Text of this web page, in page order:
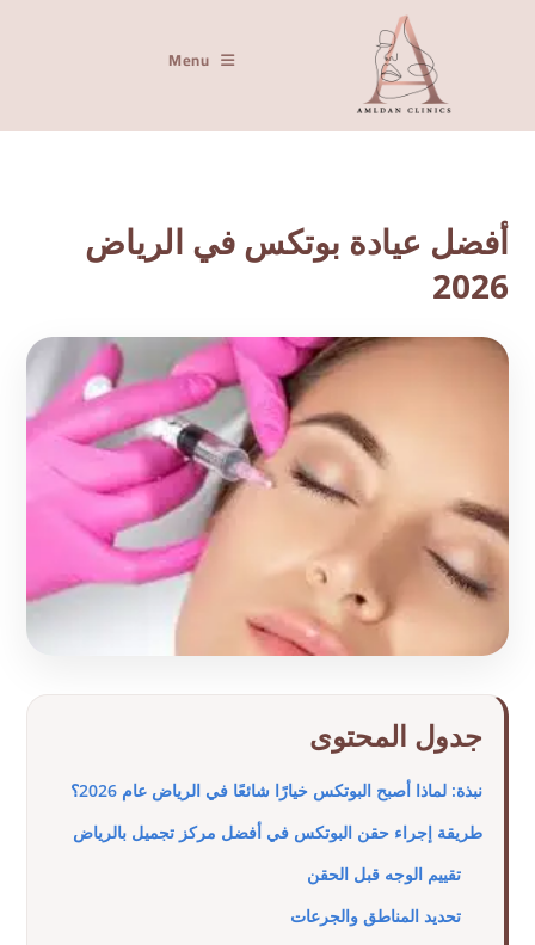
Menu
أفضل عيادة بوتكس في الرياض
2026
جدول المحتوى
نبذة: لماذا أصبح البوتكس خيارًا شائعًا في الرياض عام 2026؟
طريقة إجراء حقن البوتكس في أفضل مركز تجميل بالرياض
تقييم الوجه قبل الحقن
تحديد المناطق والجرعات